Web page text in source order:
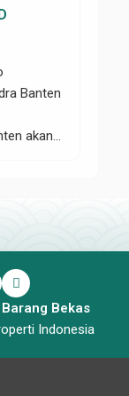
Banten
akan
Bekas
Indonesia